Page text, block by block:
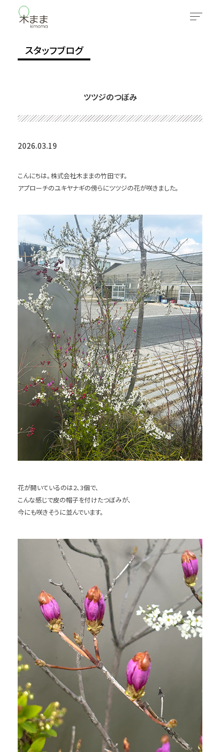
スタッフブログ
ツツジのつぼみ
2026.03.19
こんにちは。株式会社木ままの竹田です。
アプローチのユキヤナギの傍らにツツジの花が咲きました。
花が開いているのは2、3個で、
こんな感じで皮の帽子を付けたつぼみが、
今にも咲きそうに並んでいます。